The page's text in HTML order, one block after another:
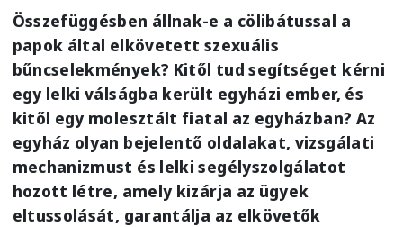
Összefüggésben állnak-e a cölibátussal a
papok által elkövetett szexuális
bűncselekmények? Kitől tud segítséget kérni
egy lelki válságba került egyházi ember, és
kitől egy molesztált fiatal az egyházban? Az
egyház olyan bejelentő oldalakat, vizsgálati
mechanizmust és lelki segélyszolgálatot
hozott létre, amely kizárja az ügyek
eltussolását, garantálja az elkövetők